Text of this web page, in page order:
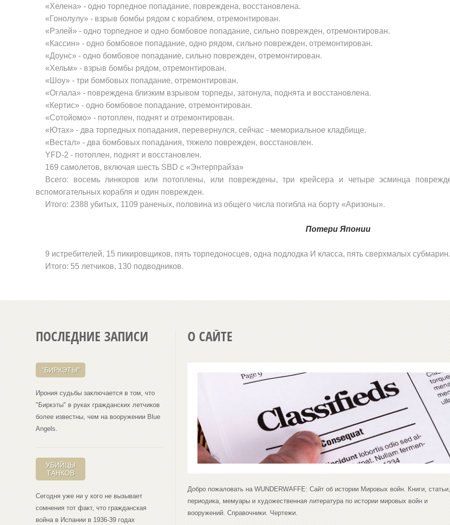
«Хелена» - одно торпедное попада­ние, повреждена, восстановлена.
«Гонолулу» - взрыв бомбы рядом с кораблем, отремонтирован.
«Рэлей» - одно торпедное и одно бомбовое попадание, сильно повреж­ден, отремонтирован.
«Кассин» - одно бомбовое попада­ние, одно рядом, сильно поврежден, отремонтирован.
«Доунс» - одно бомбовое попадание, сильно поврежден, отремонтирован.
«Хельм» - взрыв бомбы рядом, от­ремонтирован.
«Шоу» - три бомбовых попадание, отремонтирован.
«Оглала» - повреждена близким взрывом торпеды, затонула, поднята и восстановлена.
«Кертис» - одно бомбовое попада­ние, отремонтирован.
«Сотойомо» - потоплен, поднят и отремонтирован.
«Ютах» - два торпедных попадания, перевернулся, сейчас - мемориальное кладбище.
«Вестал» - два бомбовых попада­ния, тяжело поврежден, восстановлен.
YFD-2 - потоплен, поднят и восста­новлен.
169 самолетов, включая шесть SBD с «Энтерпрайза»
Всего: восемь линкоров или потоплены, или повреждены, три крейсера и четыре эсминца
вспомогательных корабля и один по­врежден.
Итого: 2388 убитых, 1109 раненых, половина из общего числа погибла на борту «Аризоны».
Потери Японии
9 истребителей, 15 пикировщиков, пять торпедоносцев, одна подлодка И класса, пять сверхмалых субмарин.
Итого: 55 летчиков, 130 подвод­ников.
ПОСЛЕДНИЕ ЗАПИСИ
"БИРКЭТЫ"
Ирония судьбы заключается в том, что
"Биркэты" в руках гражданских летчиков
более известны, чем на вооружении Blue
Angеls.
УБИЙЦЫ
ТАНКОВ
Сегодня уже ни у кого не вызывает
сомнения тот факт, что гражданская
война в Испании в 1936-39 годах
О САЙТЕ
Добро пожаловать на WUNDERWAFFE: Сайт об истории Мировых войн. Книги, статьи,
периодика, мемуары и художественная литература по истории мировых войн и
вооружений. Справочники. Чертежи.